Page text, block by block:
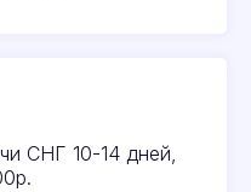
СНГ 10-14 дней,